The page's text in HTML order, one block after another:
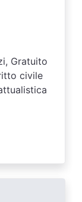
Gratuito
civile